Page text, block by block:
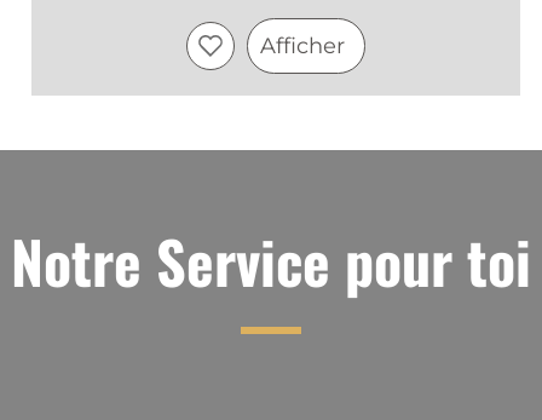
Sèche, rafraîchissante, amère et
Afficher
Notre Service pour toi